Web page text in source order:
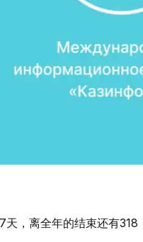
，离全年的结束还有318